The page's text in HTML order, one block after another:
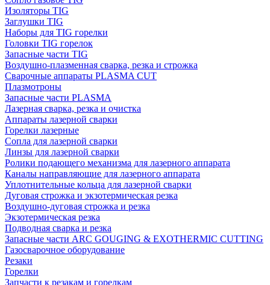
Изоляторы TIG
Заглушки TIG
Наборы для TIG горелки
Головки TIG горелок
Запасные части TIG
Воздушно-плазменная сварка, резка и строжка
Сварочные аппараты PLASMA CUT
Плазмотроны
Запасные части PLASMA
Лазерная сварка, резка и очистка
Аппараты лазерной сварки
Горелки лазерные
Сопла для лазерной сварки
Линзы для лазерной сварки
Ролики подающего механизма для лазерного аппарата
Каналы направляющие для лазерного аппарата
Уплотнительные кольца для лазерной сварки
Дуговая строжка и экзотермическая резка
Воздушно-дуговая строжка и резка
Экзотермическая резка
Подводная сварка и резка
Запасные части ARC GOUGING & EXOTHERMIC CUTTING
Газосварочное оборудование
Резаки
Горелки
Запчасти к резакам и горелкам